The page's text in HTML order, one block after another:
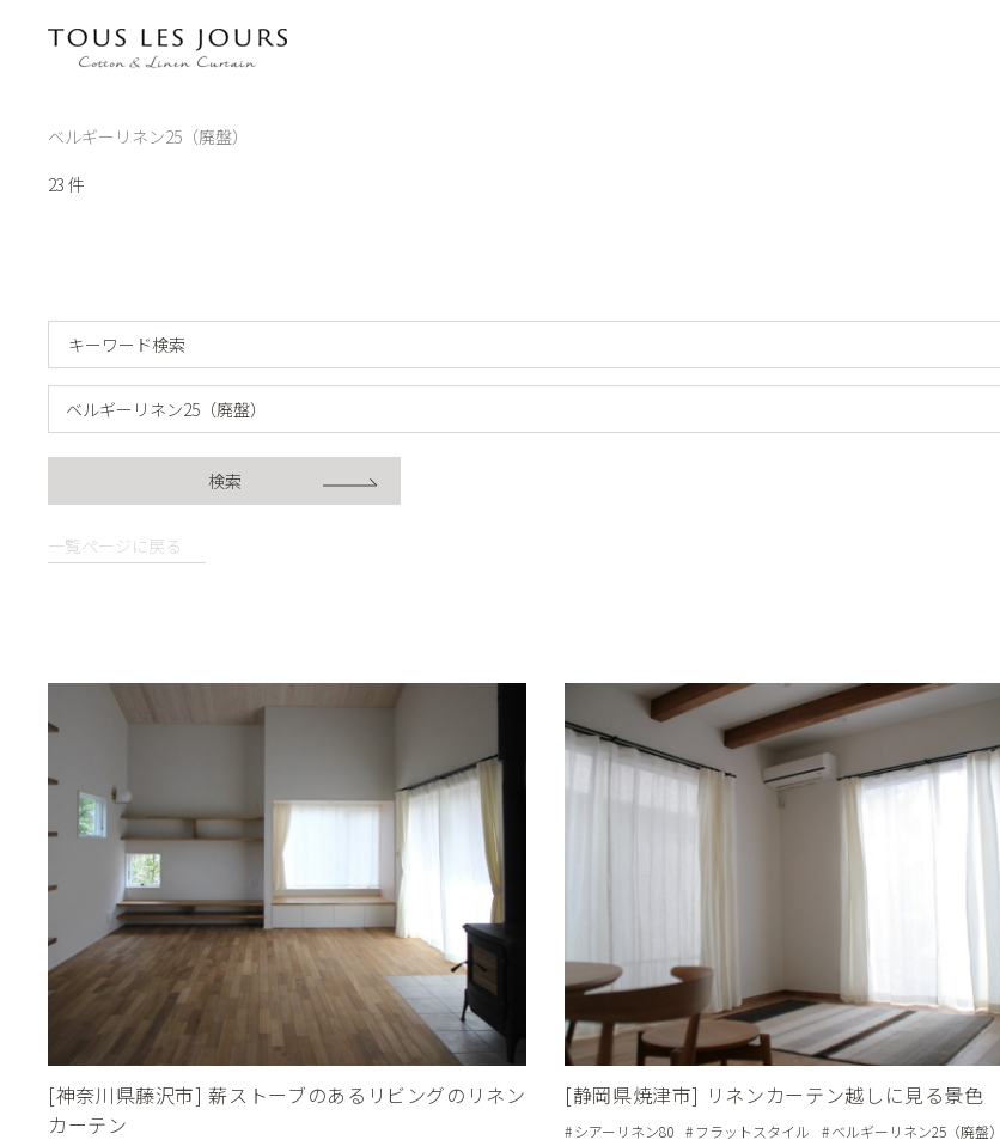
ベルギーリネン25（廃盤）
23 件
検索
一覧ページに戻る
[神奈川県藤沢市] 薪ストーブのあるリビングのリネン
カーテン
[静岡県焼津市] リネンカーテン越しに見る景色
シアーリネン80 フラットスタイル ベルギーリネン25（廃盤）